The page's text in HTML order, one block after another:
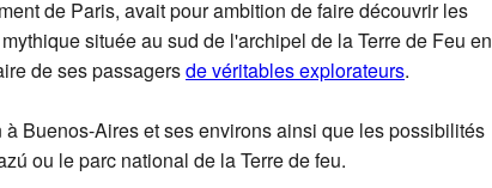
de Paris, avait pour ambition de faire découvrir les
située au sud de l'archipel de la Terre de Feu en
de ses passagersde véritables explorateurs.
Buenos-Aires et ses environs ainsi que les possibilités
ou le parc national de la Terre de feu.